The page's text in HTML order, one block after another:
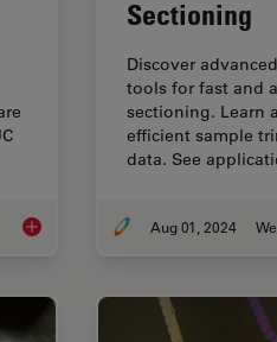
How to Automatically Obtain
Sectioning
Discover
tools for fast and
sectioning. Learn
efficient sample
data. See
Aug 01, 2024